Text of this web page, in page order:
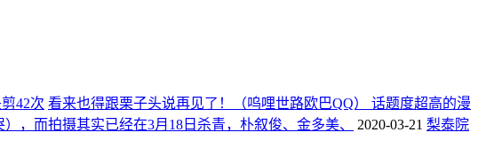
42次 看来也得跟栗子头说再见了！（呜哩世路欧巴QQ） 话题度超高的漫
，而拍摄其实已经在3月18日杀青，朴叙俊、金多美、
2020-03-21 梨泰院